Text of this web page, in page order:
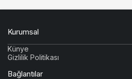
Kurumsal
Künye
Gizlilik Politikası
Bağlantılar